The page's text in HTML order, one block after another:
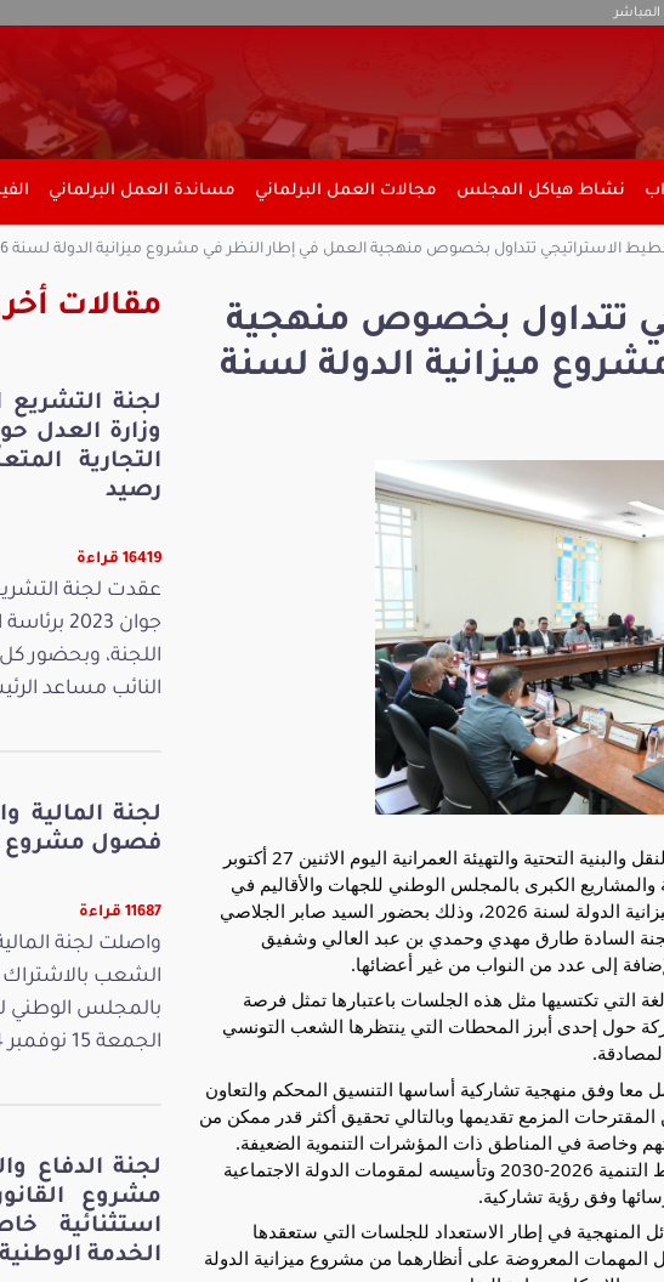
المباشر
نشاط هياكل المجلس مجالات العمل البرلماني مساندة العمل البرلماني
الاستراتيجي تتداول بخصوص منهجية العمل في إطار النظر في مشروع ميزانية الدولة لسنة 2026
تتداول بخصوص منهجية
ميزانية الدولة لسنة
عقدت لجنة التخطيط الاستراتيجي والتنمية المستدامة والنقل والبنية التحتية والتهيئة العمرانية اليوم الاثنين 27 أكتوبر
والمشاريع الكبرى بالمجلس الوطني للجهات والأقاليم في
إطار النظر في ما عُرض عليهما من مهمات من مشروع ميزانية الدولة لسنة 2026، وذلك بحضور السيد صابر الجلاصي
السادة طارق مهدي وحمدي بن عبد العالي وشفيق
إلى عدد من النواب من غير أعضائها.
التي تكتسيها مثل هذه الجلسات باعتبارها تمثل فرصة
حول إحدى أبرز المحطات التي ينتظرها الشعب التونسي
معا وفق منهجية تشاركية أساسها التنسيق المحكم والتعاون
المزمع تقديمها وبالتالي تحقيق أكثر قدر ممكن من
وخاصة في المناطق ذات المؤشرات التنموية الضعيفة.
واكّدوا مدى تجسيم ذلك للتوجّهات التي انبنى عليها مخطط التنمية 2026-2030 وتأسيسه لمقومات الدولة الاجتماعية
وفق رؤية تشاركية.
المنهجية في إطار الاستعداد للجلسات التي ستعقدها
المهمات المعروضة على أنظارهما من مشروع ميزانية الدولة
مقالات
لجنة
التجارية
رصيد
16419 قراءة
جوان
اللجنة، وبحضور
النائب مساعد
لجنة المالية
فصول مشروع
11687 قراءة
واصلت لجنة
الشعب بالاشتراك
بالمجلس الوطني
الجمعة 15 نوفمبر 2024 م...
لجنة الدفاع
مشروع
استثنائية
الخدمة